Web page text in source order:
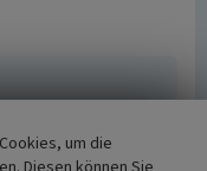
(1990)
für dieum die